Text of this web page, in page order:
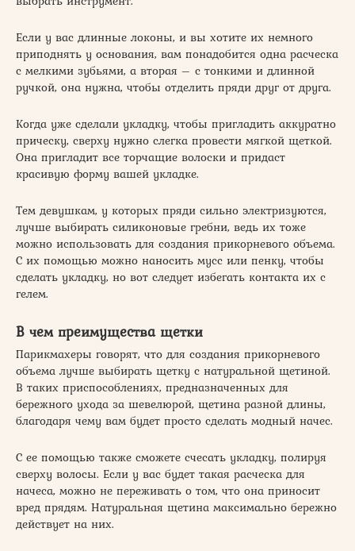
Если у вас длинные локоны, и вы хотите их немного
приподнять у основания, вам понадобится одна расческа
с мелкими зубьями, а вторая – с тонкими и длинной
ручкой, она нужна, чтобы отделить пряди друг от друга.
Когда уже сделали укладку, чтобы пригладить аккуратно
прическу, сверху нужно слегка провести мягкой щеткой.
Она пригладит все торчащие волоски и придаст
красивую форму вашей укладке.
Тем девушкам, у которых пряди сильно электризуются,
лучше выбирать силиконовые гребни, ведь их тоже
можно использовать для создания прикорневого объема.
С их помощью можно наносить мусс или пенку, чтобы
сделать укладку, но вот следует избегать контакта их с
гелем.
В чем преимущества щетки
Парикмахеры говорят, что для создания прикорневого
объема лучше выбирать щетку с натуральной щетиной.
В таких приспособлениях, предназначенных для
бережного ухода за шевелюрой, щетина разной длины,
благодаря чему вам будет просто сделать модный начес.
С ее помощью также сможете счесать укладку, полируя
сверху волосы. Если у вас будет такая расческа для
начеса, можно не переживать о том, что она приносит
вред прядям. Натуральная щетина максимально бережно
действует на них.